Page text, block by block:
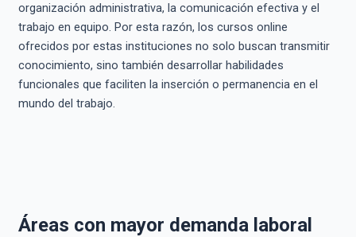
organización administrativa, la comunicación efectiva y el
trabajo en equipo. Por esta razón, los cursos online
ofrecidos por estas instituciones no solo buscan transmitir
conocimiento, sino también desarrollar habilidades
funcionales que faciliten la inserción o permanencia en el
mundo del trabajo.
Áreas con mayor demanda laboral